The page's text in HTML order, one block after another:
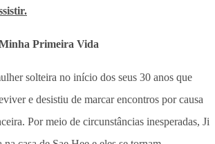
Primeira Vida
solteira no início dos seus 30 anos que
e desistiu de marcar encontros por causa
Por meio de circunstâncias inesperadas, Ji